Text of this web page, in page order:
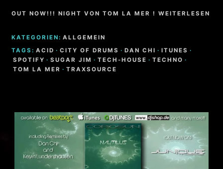
OUT NOW!!! NIGHT VON TOM LA MER ! WEITERLESEN
KATEGORIEN: ALLGEMEIN
TAGS: ACID · CITY OF DRUMS · DAN CHI · ITUNES ·
SPOTIFY · SUGAR JIM · TECH-HOUSE · TECHNO ·
TOM LA MER · TRAXSOURCE